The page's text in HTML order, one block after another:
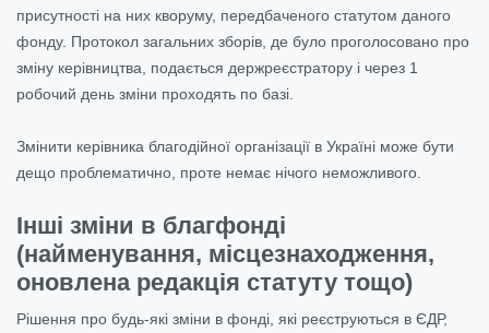
присутності на них кворуму, передбаченого статутом даного
фонду. Протокол загальних зборів, де було проголосовано про
зміну керівництва, подається держреєстратору і через 1
робочий день зміни проходять по базі.
Змінити керівника благодійної організації в Україні може бути
дещо проблематично, проте немає нічого неможливого.
Інші зміни в благфонді
(найменування, місцезнаходження,
оновлена редакція статуту тощо)
Рішення про будь-які зміни в фонді, які реєструються в ЄДР,